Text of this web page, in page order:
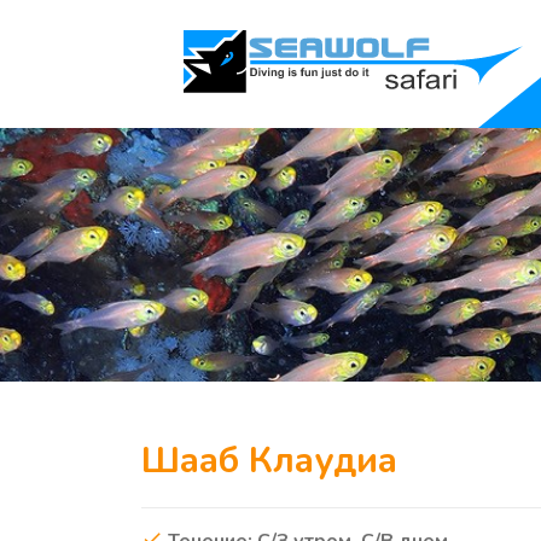
Шааб Клаудиа